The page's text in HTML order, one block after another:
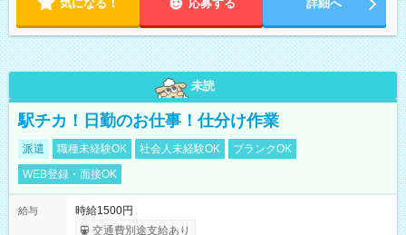
気になる！ 応募する 詳細へ
未読
駅チカ！日勤のお仕事！仕分け作業
派遣 職種未経験OK 社会人未経験OK
ブランクOK
WEB登録・面接OK
給与
時給1500円
交通費別途支給あり